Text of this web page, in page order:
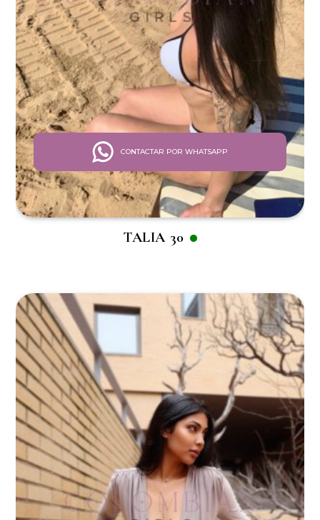
CONTACTAR POR WHATSAPP
TALIA 30